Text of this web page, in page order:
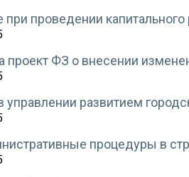
проведении
ФЗ о внесении
развитием
процедуры в